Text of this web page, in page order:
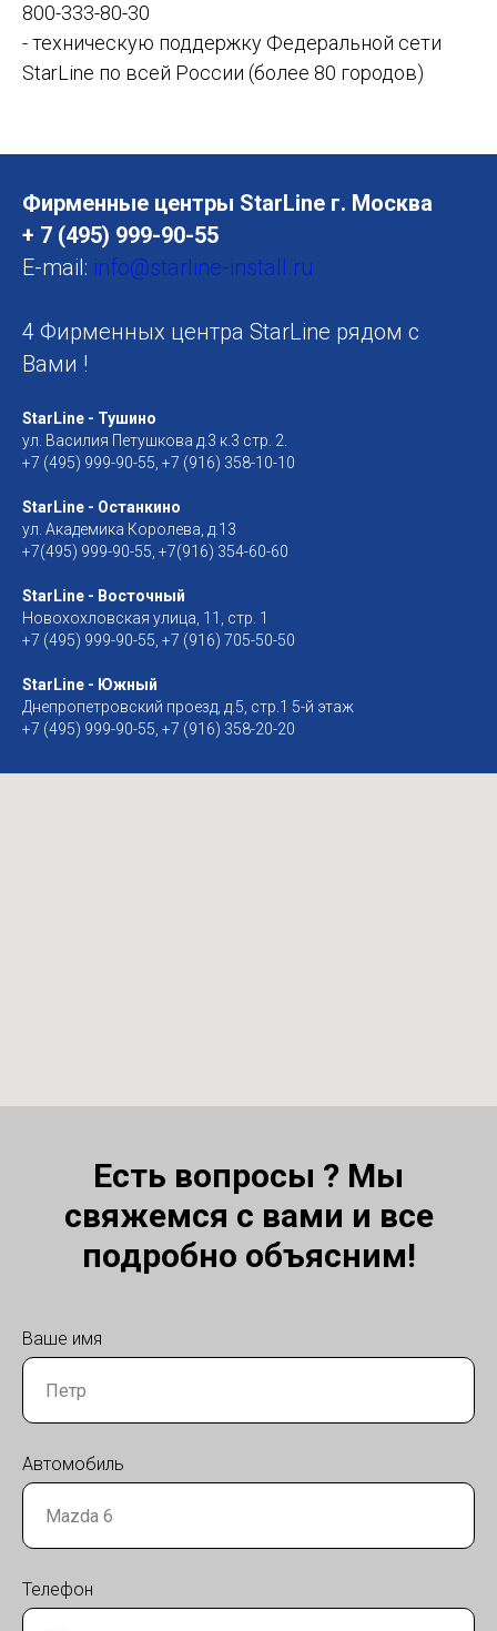
800-333-80-30
- техническую поддержку Федеральной сети
StarLine по всей России (более 80 городов)
Фирменные центры StarLine г. Москва
+ 7 (495) 999-90-55
E-mail: info@starline-install.ru
4 Фирменных центра StarLine рядом с
Вами !
StarLine - Тушино
ул. Василия Петушкова д.3 к.3 стр. 2.
+7 (495) 999-90-55, +7 (916) 358-10-10
StarLine - Останкино
ул. Академика Королева, д.13
+7(495) 999-90-55, +7(916) 354-60-60
StarLine - Восточный
Новохохловская улица, 11, стр. 1
+7 (495) 999-90-55, +7 (916) 705-50-50
StarLine - Южный
Днепропетровский проезд, д.5, стр.1 5-й этаж
+7 (495) 999-90-55, +7 (916) 358-20-20
Есть вопросы ? Мы
свяжемся с вами и все
подробно объясним!
Ваше имя
Автомобиль
Телефон